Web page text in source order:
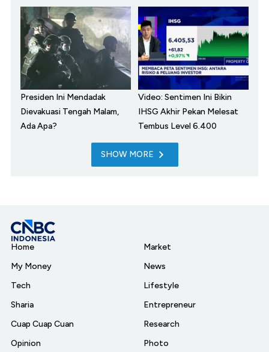
Presiden Ini Mendadak
Dievakuasi Tengah Malam,
Ada Apa?
Video: Sentimen Ini Bikin
IHSG Akhir Pekan Melesat
Tembus Level 6.400
SHOW MORE
Home
My Money
Tech
Sharia
Cuap Cuap Cuan
Opinion
Market
News
Lifestyle
Entrepreneur
Research
Photo